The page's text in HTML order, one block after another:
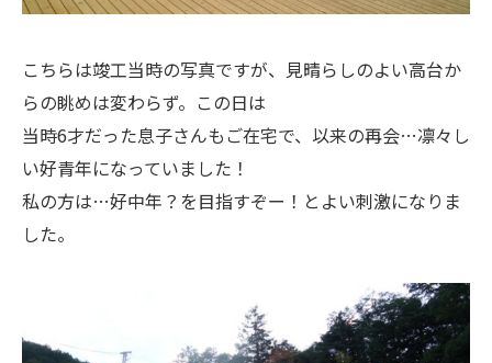
こちらは竣工当時の写真ですが、見晴らしのよい高台か
らの眺めは変わらず。この日は
当時6才だった息子さんもご在宅で、以来の再会…凛々し
い好青年になっていました！
私の方は…好中年？を目指すぞー！とよい刺激になりま
した。